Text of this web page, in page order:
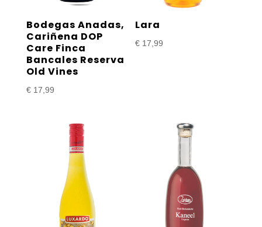
Bodegas Anadas,
Cariñena DOP
Care Finca
Bancales Reserva
Old Vines
€17,99
Lara
€ 17,99